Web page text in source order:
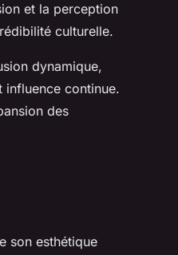
et la perception
culturelle.
dynamique,
influence continue.
des
son esthétique